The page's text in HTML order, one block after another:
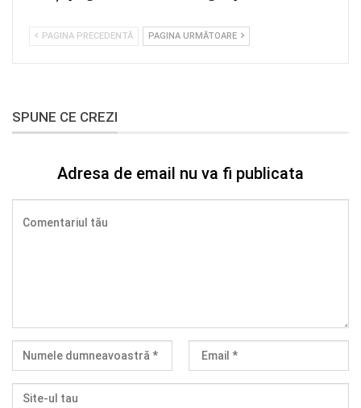
PAGINA PRECEDENTĂ PAGINA URMĂTOARE
SPUNE CE CREZI
Adresa de email nu va fi publicata